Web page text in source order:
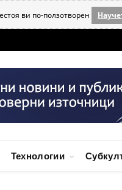
ви по-ползотворен
Технологии